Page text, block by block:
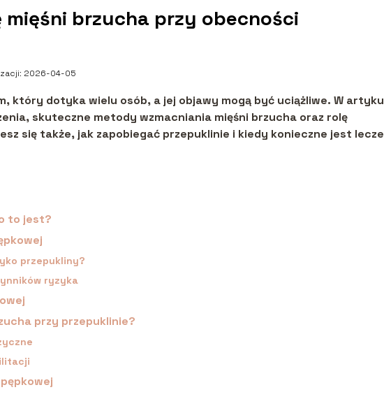
mięśni brzucha przy obecności
2026-04-05
który dotyka wielu osób, a jej objawy mogą być uciążliwe. W
skuteczne metody wzmacniania mięśni brzucha oraz rolę
się także, jak zapobiegać przepuklinie i kiedy konieczne jest
to jest?
przepukliny?
ryzyka
przy przepuklinie?